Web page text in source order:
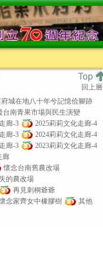
城在地八十年兮記憶佮腳跡
台南青果市場與民生演變
廊-3
2025莉莉文化走廊-4
廊-3
2024莉莉文化走廊-4
廊-3
2023莉莉文化走廊-4
廊
懷念台南舊農改場
的農改場
再見刺桐爺爺
念家齊女中橡膠樹 其他
回上層